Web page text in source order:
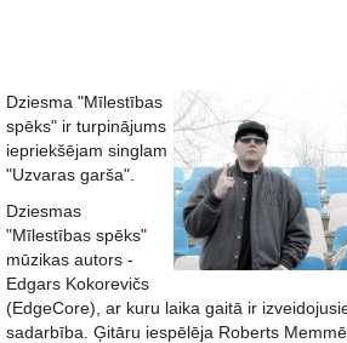
Dziesma "Mīlestības
spēks" ir turpinājums
iepriekšējam singlam
"Uzvaras garša".
Dziesmas
"Mīlestības spēks"
mūzikas autors -
Edgars Kokorevičs
(EdgeCore), ar kuru laika gaitā ir
sadarbība. Ģitāru iespēlēja Roberts